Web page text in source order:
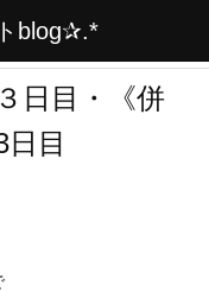
blog✰.*
日目・《併
目